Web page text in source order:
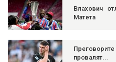
Влахович
Матета
провалят...